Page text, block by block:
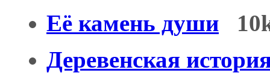
Её камень души
Деревенская